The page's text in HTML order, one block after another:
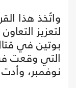
واتُخذ هذا
لتعزيز
بوتين في
نوفمبر، وأدت